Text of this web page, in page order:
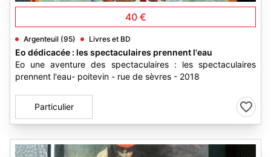
40 €
Argenteuil (95) Livres et BD
Eo dédicacée : les spectaculaires prennent l'eau
Eo une aventure des spectaculaires : les spectaculaires
prennent l'eau- poitevin - rue de sèvres - 2018
Particulier